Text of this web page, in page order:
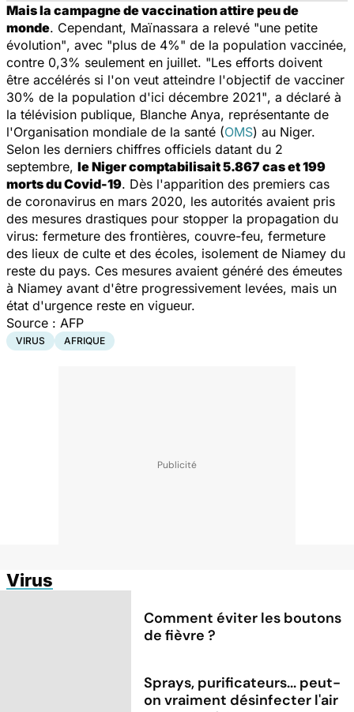
Mais la campagne de vaccination attire peu de
monde. Cependant, Maïnassara a relevé "une petite
évolution", avec "plus de 4%" de la population vaccinée,
contre 0,3% seulement en juillet. "Les efforts doivent
être accélérés si l'on veut atteindre l'objectif de vacciner
30% de la population d'ici décembre 2021", a déclaré à
la télévision publique, Blanche Anya, représentante de
l'Organisation mondiale de la santé (OMS) au Niger.
Selon les derniers chiffres officiels datant du 2
septembre, le Niger comptabilisait 5.867 cas et 199
morts du Covid-19. Dès l'apparition des premiers cas
de coronavirus en mars 2020, les autorités avaient pris
des mesures drastiques pour stopper la propagation du
virus: fermeture des frontières, couvre-feu, fermeture
des lieux de culte et des écoles, isolement de Niamey du
reste du pays. Ces mesures avaient généré des émeutes
à Niamey avant d'être progressivement levées, mais un
état d'urgence reste en vigueur.
Source : AFP
VIRUS AFRIQUE
Virus
Comment éviter les boutons
de fièvre ?
Sprays, purificateurs... peut-
on vraiment désinfecter l'air